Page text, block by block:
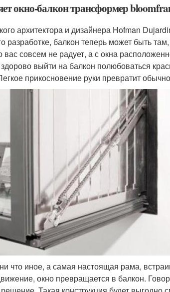
окно-балкон трансформер
архитектора и дизайнера Hofman
разработке, балкон теперь может быть
вас совсем не радует, а с окна
выйти на балкон полюбоваться
прикосновение руки превратит
что иное, а самая настоящая рама,
окно превращается в балкон.